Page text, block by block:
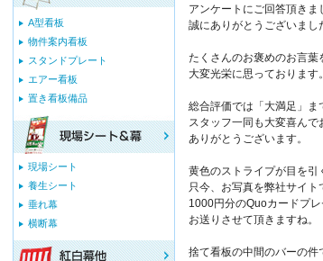
アンケートにご回答頂きま
誠にありがとうございまし
たくさんのお褒めのお言葉
大変光栄に思っております。
総合評価では「大満足」ま
スタッフ一同も大変喜んで
ありがとうございます。
黄色のストライプが目を引
只今、お写真を弊社サイト
1000円分のQuoカードプレ
お送りさせて頂きますね。
捨て看板の中間のバーの件
A型看板
物件案内看板
スタンドプレート
エアー看板
置き看板備品
現場シート
養生シート
垂れ幕
横断幕